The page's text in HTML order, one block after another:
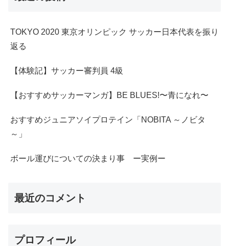
TOKYO 2020 東京オリンピック サッカー日本代表を振り
返る
【体験記】サッカー審判員 4級
【おすすめサッカーマンガ】BE BLUES!〜青になれ〜
おすすめジュニアソイプロテイン「NOBITA ～ノビタ
～」
ボール運びについての決まり事 ー実例ー
最近のコメント
プロフィール